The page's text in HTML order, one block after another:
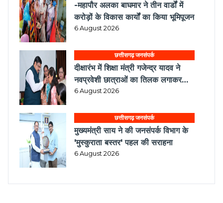
-महापौर अलका बाघमार ने तीन वार्डों में
करोड़ों के विकास कार्यों का किया भूमिपूजन
6 August 2026
छत्तीसगढ़ जनसंपर्क
दीक्षारंभ में शिक्षा मंत्री गजेन्द्र यादव ने
नवप्रवेशी छात्राओं का तिलक लगाकर
विद्यार्थियों से किये आत्मीय संवाद
6 August 2026
छत्तीसगढ़ जनसंपर्क
मुख्यमंत्री साय ने की जनसंपर्क विभाग के
'मुस्कुराता बस्तर' पहल की सराहना
6 August 2026